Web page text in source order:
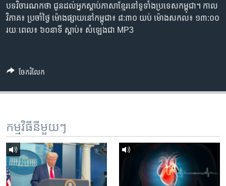
ទៅ​
កាន់​
ទំព័រ​
ភាសា
បទ​វិចារណកថា​ ជូន​ដល់​អ្នក​ស្តាប់​ភាសា​ខ្មែរ​នៅ​ទូទាំង​ប្រទេស​កម្ពុជា។ កាល​
វិភាគ៖ ប្រចាំ​ថ្ងៃ ម៉ោង​ផ្សាយ​នៅ​កម្ពុជា៖ ៨:៣០ យប់ ម៉ោង​សកល៖ ១៣:០០
រយៈពេល៖ ៦០​នាទី ស្តាប់​៖ សំឡេង​ជា MP3
ចែករំលែក
កម្មវិធី​នីមួយៗ